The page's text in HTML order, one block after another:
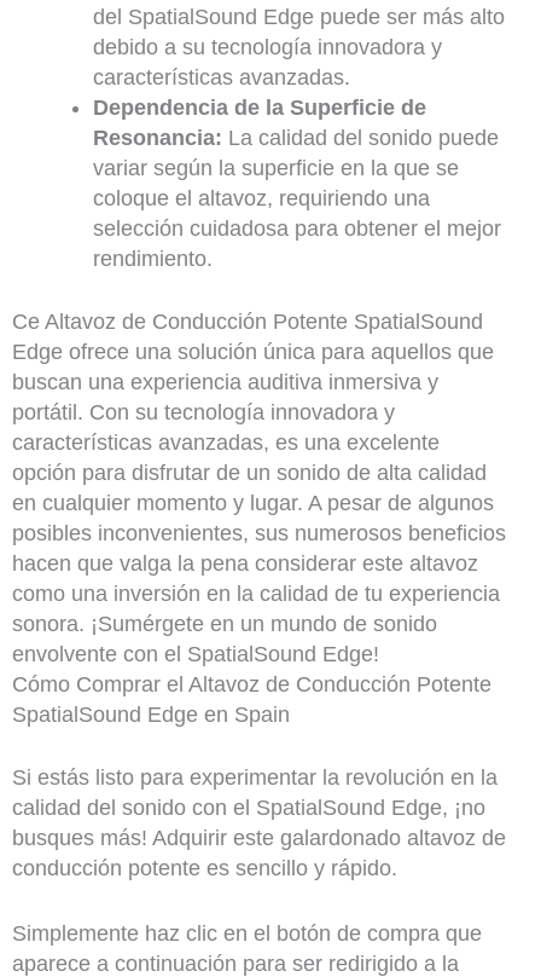
del SpatialSound Edge puede ser más alto
debido a su tecnología innovadora y
características avanzadas.
Dependencia de la Superficie de
Resonancia: La calidad del sonido puede
variar según la superficie en la que se
coloque el altavoz, requiriendo una
selección cuidadosa para obtener el mejor
rendimiento.
Ce Altavoz de Conducción Potente SpatialSound
Edge ofrece una solución única para aquellos que
buscan una experiencia auditiva inmersiva y
portátil. Con su tecnología innovadora y
características avanzadas, es una excelente
opción para disfrutar de un sonido de alta calidad
en cualquier momento y lugar. A pesar de algunos
posibles inconvenientes, sus numerosos beneficios
hacen que valga la pena considerar este altavoz
como una inversión en la calidad de tu experiencia
sonora. ¡Sumérgete en un mundo de sonido
envolvente con el SpatialSound Edge!
Cómo Comprar el Altavoz de Conducción Potente
SpatialSound Edge en Spain
Si estás listo para experimentar la revolución en la
calidad del sonido con el SpatialSound Edge, ¡no
busques más! Adquirir este galardonado altavoz de
conducción potente es sencillo y rápido.
Simplemente haz clic en el botón de compra que
aparece a continuación para ser redirigido a la